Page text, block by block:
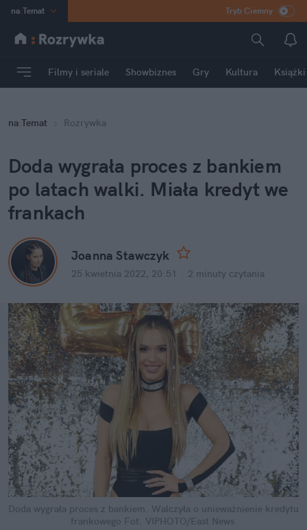
na:Temat
INN Poland
mama
Rozrywka
Tryb Ciemny
Filmy i seriale Showbiznes Gry Kultura Książki
na:Temat Rozrywka
Doda wygrała proces z bankiem
po latach walki. Miała kredyt we
frankach
Joanna Stawczyk
25 kwietnia 2022, 20:51 2 minuty czytania
Doda wygrała proces z bankiem. Walczyła o unieważnienie kredytu
frankowego Fot. VIPHOTO/East News